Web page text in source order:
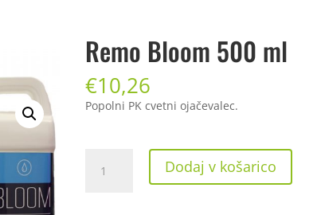
Remo Bloom 500 ml
€10,26
Popolni PK cvetni ojačevalec.
Bloom
Dodaj v košarico